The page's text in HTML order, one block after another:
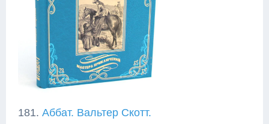
181. Аббат. Вальтер Скотт.